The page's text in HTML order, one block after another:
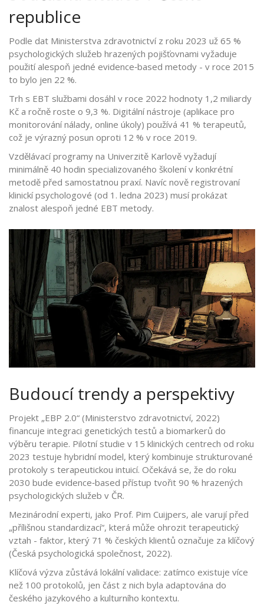
republice
Podle dat Ministerstva zdravotnictví z roku 2023 už 65 %
psychologických služeb hrazených pojišťovnami vyžaduje
použití alespoň jedné evidence‑based metody - v roce 2015
to bylo jen 22 %.
Trh s EBT službami dosáhl v roce 2022 hodnoty 1,2 miliardy
Kč a ročně roste o 9,3 %. Digitální nástroje (aplikace pro
monitorování nálady, online úkoly) používá 41 % terapeutů,
což je výrazný posun oproti 12 % v roce 2019.
Vzdělávací programy na Univerzitě Karlově vyžadují
minimálně 40 hodin specializovaného školení v konkrétní
metodě před samostatnou praxí. Navíc nově registrovaní
klinickí psychologové (od 1. ledna 2023) musí prokázat
znalost alespoň jedné EBT metody.
Budoucí trendy a perspektivy
Projekt „EBP 2.0“ (Ministerstvo zdravotnictví, 2022)
financuje integraci genetických testů a biomarkerů do
výběru terapie. Pilotní studie v 15 klinických centrech od roku
2023 testuje hybridní model, který kombinuje strukturované
protokoly s terapeutickou intuicí. Očekává se, že do roku
2030 bude evidence‑based přístup tvořit 90 % hrazených
psychologických služeb v ČR.
Mezinárodní experti, jako Prof. Pim Cuijpers, ale varují před
„přílišnou standardizací“, která může ohrozit terapeutický
vztah - faktor, který 71 % českých klientů označuje za klíčový
(Česká psychologická společnost, 2022).
Klíčová výzva zůstává lokální validace: zatímco existuje více
než 100 protokolů, jen část z nich byla adaptována do
českého jazykového a kulturního kontextu.